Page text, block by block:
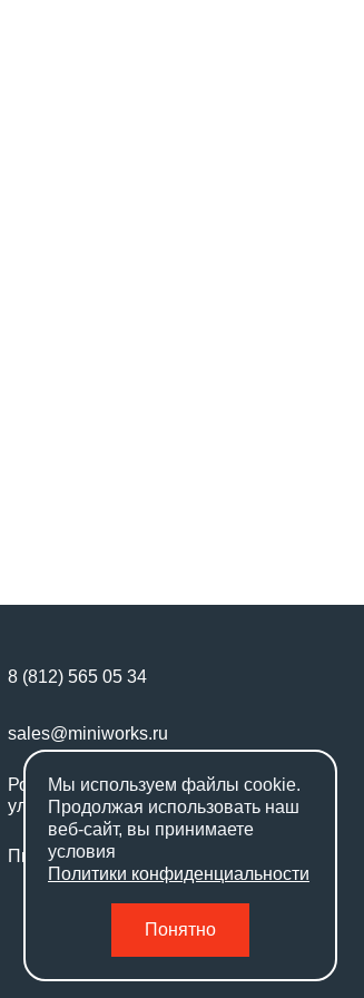
8 (812) 565 05 34
sales@miniworks.ru
Россия, Санкт-Петербург,
улица Маршала Новикова, 28Е
Пн – Пт: с 9:00 до 18:00
Мы используем файлы cookie.
Продолжая использовать наш
веб-сайт, вы принимаете
условия
Политики конфиденциальности
Понятно